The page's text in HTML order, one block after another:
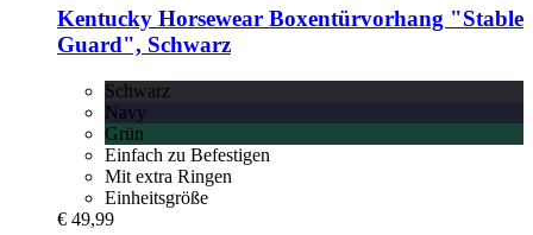
Kentucky Horsewear Boxentürvorhang "Stable
Guard", Schwarz
Schwarz
Navy
Grün
Einfach zu Befestigen
Mit extra Ringen
Einheitsgröße
€ 49,99